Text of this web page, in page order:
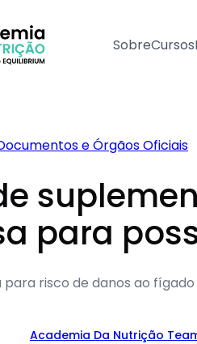
SobreCursos
e Órgãos Oficiais
para
risco de danos ao
Academia Da Nutrição